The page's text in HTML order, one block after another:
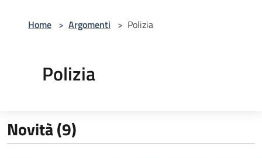
Home > Argomenti > Polizia
Polizia
Novità (9)